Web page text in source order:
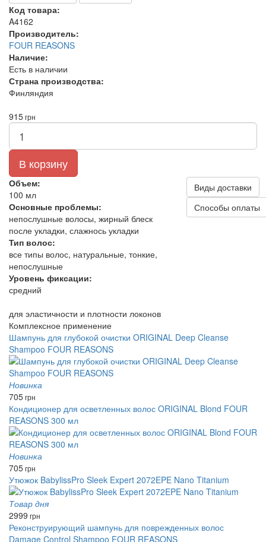
Код товара:
A4162
Производитель:
FOUR REASONS
Наличие:
Есть в наличии
Страна производства:
Финляндия
915грн
В корзину
Объем:
100 мл
Основные проблемы:
непослушные волосы, жирный блеск
после укладки, слажнось укладки
Тип волос:
все типы волос, натуральные, тонкие,
непослушные
Уровень фиксации:
средний
Виды доставки
Способы оплаты
для эластичности и плотности локонов
Комплексное применение
Шампунь для глубокой очистки ORIGINAL Deep Cleanse
Shampoo FOUR REASONS
Новинка
705грн
Кондиционер для осветленных волос ORIGINAL Blond FOUR
REASONS 300 мл
Новинка
705грн
Утюжок BabylissPro Sleek Expert 2072EPE Nano Titanium
Товар дня
2999 грн
Реконструирующий шампунь для поврежденных волос
Damage Control Shampoo FOUR REASONS